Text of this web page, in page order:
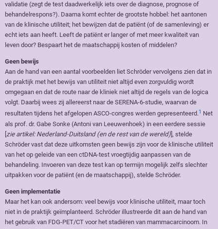
validatie (zegt de test daadwerkelijk iets over de diagnose, prognose of
behandelrespons?). Daarna komt echter de grootste hobbel: het aantonen
van de klinische utiliteit; het bewijzen dat de patiënt (of de samenleving) er
echt iets aan heeft. Leeft de patiënt er langer of met meer kwaliteit van
leven door? Bespaart het de maatschappij kosten of middelen?
Geen bewijs
Aan de hand van een aantal voorbeelden liet Schröder vervolgens zien dat in
de praktijk met het bewijs van utiliteit niet altijd even zorgvuldig wordt
omgegaan en dat de route naar de kliniek niet altijd de regels van de logica
volgt. Daarbij wees zij allereerst naar de SERENA-6-studie, waarvan de
resultaten tijdens het afgelopen ASCO-congres werden gepresenteerd.1 Net
als prof. dr. Gabe Sonke (Antoni van Leeuwenhoek) in een eerdere sessie
zie artikel: Nederland-Duitsland (en de rest van de wereld) ], stelde
Schröder vast dat deze uitkomsten geen bewijs zijn voor de klinische utiliteit
van het op geleide van een ctDNA-test vroegtijdig aanpassen van de
behandeling. Invoeren van deze test kan op termijn mogelijk zelfs slechter
uitpakken voor de patiënt (en de maatschappij), stelde Schröder.
Geen implementatie
Maar het kan ook andersom: veel bewijs voor klinische utiliteit, maar toch
niet in de praktijk geïmplanteerd. Schröder illustreerde dit aan de hand van
het gebruik van FDG-PET/CT voor het stadiëren van mammacarcinoom. In